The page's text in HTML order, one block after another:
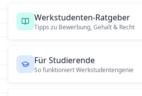
Werkstudenten-Ratgeber
Tipps zu Bewerbung, Gehalt & Recht
Für Studierende
So funktioniert Werkstudentengenie